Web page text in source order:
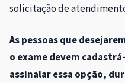
solicitação de
As pessoas que
o exame devem
assinalar essa opção,